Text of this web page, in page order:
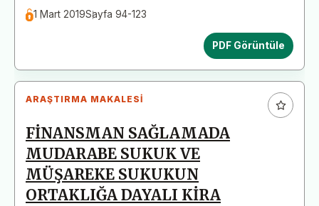
1 Mart 2019Sayfa 94-123
PDF Görüntüle
ARAŞTIRMA MAKALESI
FİNANSMAN SAĞLAMADA
MUDARABE SUKUK VE
MÜŞAREKE SUKUKUN
ORTAKLIĞA DAYALI KİRA